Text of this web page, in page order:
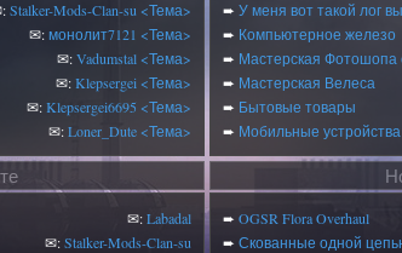
Stalker-Mods-Clan-su <Тема>
✉:монолит7121 <Тема>
✉:Vadumstal <Тема>
✉:Klepsergei <Тема>
✉:Klepsergei6695 <Тема>
✉:Loner_Dute <Тема>
➨ У меня вот такой лог
➨ Компьютерное железо
➨ Мастерская Фотошопа
➨ Мастерская Велеса
➨ Бытовые товары
➨ Мобильные устройства
✉:Labadal
✉:Stalker-Mods-Clan-su
➨ OGSR Flora Overhaul
➨ Скованные одной